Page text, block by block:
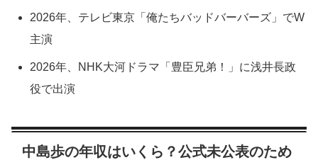
2026年、テレビ東京「俺たちバッドバーバーズ」でW
主演
2026年、NHK大河ドラマ「豊臣兄弟！」に浅井長政
役で出演
中島歩の年収はいくら？公式未公表のため